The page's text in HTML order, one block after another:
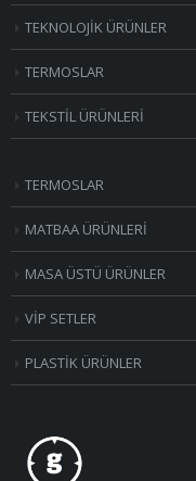
TEKNOLOJİK ÜRÜNLER
TERMOSLAR
TEKSTİL ÜRÜNLERİ
TERMOSLAR
MATBAA ÜRÜNLERİ
MASA ÜSTÜ ÜRÜNLER
VİP SETLER
PLASTİK ÜRÜNLER